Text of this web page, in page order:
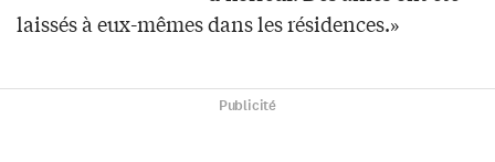
laissés à eux-mêmes dans les résidences.»
Publicité